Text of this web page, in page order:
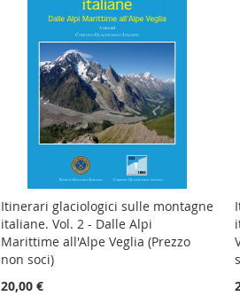
Itinerari glaciologici sulle montagne
italiane. Vol. 2 - Dalle Alpi
Marittime all'Alpe Veglia (Prezzo
non soci)
20,00 €